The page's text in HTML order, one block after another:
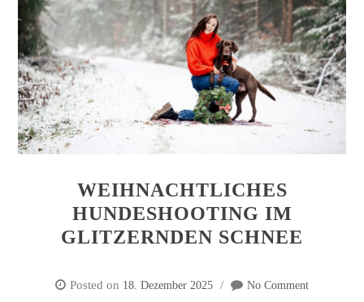
WEIHNACHTLICHES
HUNDESHOOTING IM
GLITZERNDEN SCHNEE
Posted on 18. Dezember 2025 No Comment